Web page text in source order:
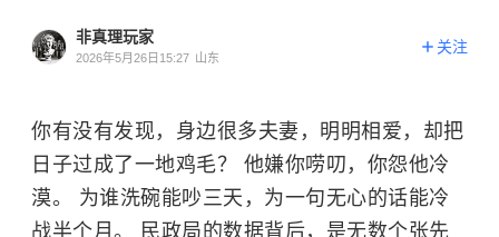
非真理玩家
2026年5月26日15:27 山东
关注
你有没有发现，身边很多夫妻，明明相爱，却把
日子过成了一地鸡毛？ 他嫌你唠叨，你怨他冷
漠。 为谁洗碗能吵三天，为一句无心的话能冷
战半个月。 民政局的数据背后，是无数个张先